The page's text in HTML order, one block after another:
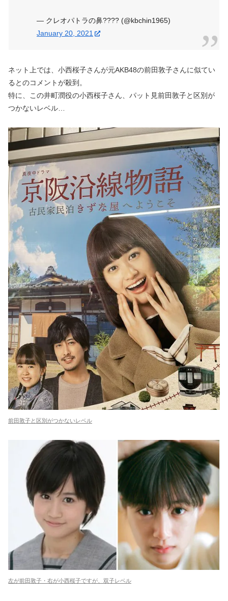
— クレオパトラの鼻???? (@kbchin1965)
January 20, 2021
ネット上では、小西桜子さんが元AKB48の前田敦子さんに似てい
るとのコメントが殺到。
特に、この井町潤役の小西桜子さん、パット見前田敦子と区別が
つかないレベル…
前田敦子と区別がつかないレベル
左が前田敦子・右が小西桜子ですが、双子レベル